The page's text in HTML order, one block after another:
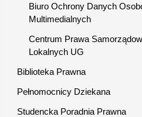
Biuro Ochrony Danych
Multimedialnych
Centrum Prawa
Lokalnych UG
Biblioteka Prawna
Pełnomocnicy Dziekana
Studencka Poradnia Prawna